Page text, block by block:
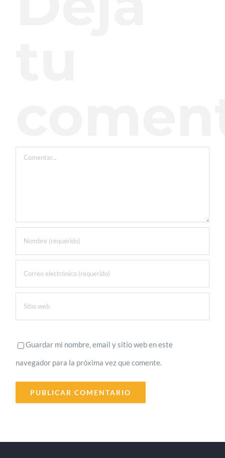
Comentar
Guardar mi nombre, email y sitio web en este
navegador para la próxima vez que comente.